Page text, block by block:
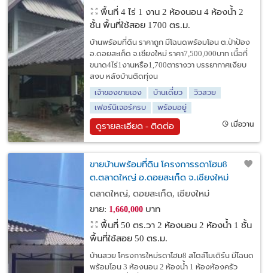
พื้นที่ 4 ไร่ 1 งาน 2 ห้องนอน 4 ห้องน้ำ 2
ชั้น พื้นที่ใช้สอย 1700 ตร.ม.
บ้านพร้อมที่ดิน ราคาถูก มีโฉนดพร้อมโอน ต.ป่าป้อง
อ.ดอยสะเก็ด จ.เชียงใหม่ ราคา7,500,000บาท เนื้อที่
ขนาด4ไร่1งานหรือ1,700ตารางวา บรรยากาศเงียบ
สงบ หลังบ้านติดทุ่งน
เจ้าของขายเอง
บ้านเดี่ยว
วิวสวย
เฟอร์นิเจอร์ครบ
พร้อมอยู่
ดูรายละเอียด - ติดต่อ เมื่อวาน
ขายบ้านพร้อมที่ดิน โครงการรดาโฮม8
ต.ตลาดใหญ่ อ.ดอยสะเก็ด จ.เชียงใหม่
ตลาดใหญ่, ดอยสะเก็ด, เชียงใหม่
ขาย: 1,660,000บาท
พื้นที่ 50 ตร.วา 2 ห้องนอน 2 ห้องน้ำ 1 ชั้น
พื้นที่ใช้สอย 50 ตร.ม.
บ้านสวย โครงการใหม่รดาโฮม8 สไตล์โมเดิร์น มีโฉนด
พร้อมโอน 3 ห้องนอน 2 ห้องน้ำ 1 ห้องห้องครัว